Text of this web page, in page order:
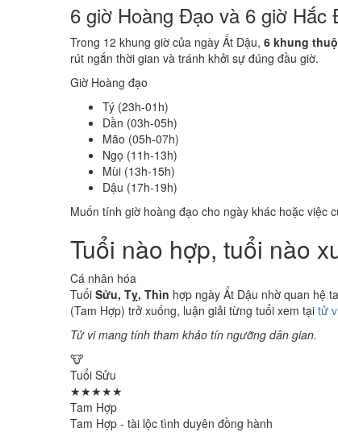
6 giờ Hoàng Đạo và 6 giờ Hắc
Trong 12 khung giờ của ngày Ất Dậu, 6 khung
rút ngắn thời gian và tránh khởi sự đúng đầu giờ.
Giờ Hoàng đạo
Tý (23h-01h)
Dần (03h-05h)
Mão (05h-07h)
Ngọ (11h-13h)
Mùi (13h-15h)
Dậu (17h-19h)
Muốn tính giờ hoàng đạo cho ngày khác hoặc việc
Tuổi nào hợp, tuổi nào
Cá nhân hóa
Tuổi Sửu, Tỵ, Thìn hợp ngày Ất Dậu nhờ quan hệ
(Tam Hợp) trở xuống, luận giải từng tuổi xem tại tử
Tử vi mang tính tham khảo tín ngưỡng dân gian.
🐮
Tuổi Sửu
★★★★★
Tam Hợp
Tam Hợp - tài lộc tình duyên đồng hành